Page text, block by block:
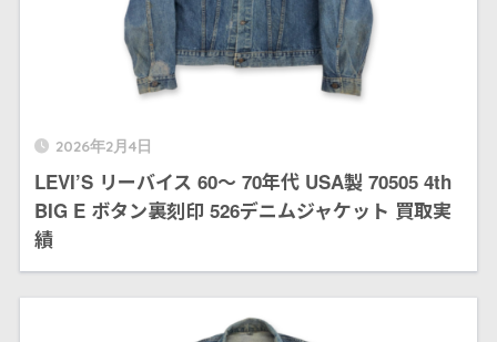
2026年2月4日
LEVI’S リーバイス 60〜 70年代 USA製 70505 4th
BIG E ボタン裏刻印 526デニムジャケット 買取実
績